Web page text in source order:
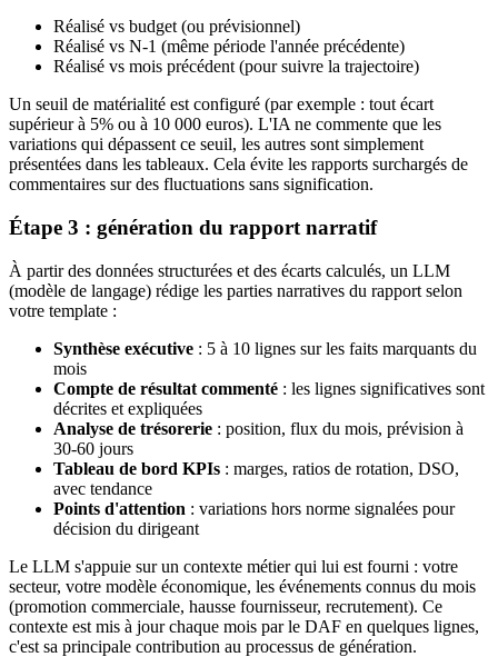
Réalisé vs budget (ou prévisionnel)
Réalisé vs N-1 (même période l'année précédente)
Réalisé vs mois précédent (pour suivre la trajectoire)
Un seuil de matérialité est configuré (par exemple : tout écart
supérieur à 5% ou à 10 000 euros). L'IA ne commente que les
variations qui dépassent ce seuil, les autres sont simplement
présentées dans les tableaux. Cela évite les rapports surchargés de
commentaires sur des fluctuations sans signification.
Étape 3 : génération du rapport narratif
À partir des données structurées et des écarts calculés, un LLM
(modèle de langage) rédige les parties narratives du rapport selon
votre template :
Synthèse exécutive : 5 à 10 lignes sur les faits marquants du
mois
Compte de résultat commenté : les lignes significatives sont
décrites et expliquées
Analyse de trésorerie : position, flux du mois, prévision à
30-60 jours
Tableau de bord KPIs : marges, ratios de rotation, DSO,
avec tendance
Points d'attention : variations hors norme signalées pour
décision du dirigeant
Le LLM s'appuie sur un contexte métier qui lui est fourni : votre
secteur, votre modèle économique, les événements connus du mois
(promotion commerciale, hausse fournisseur, recrutement). Ce
contexte est mis à jour chaque mois par le DAF en quelques lignes,
c'est sa principale contribution au processus de génération.